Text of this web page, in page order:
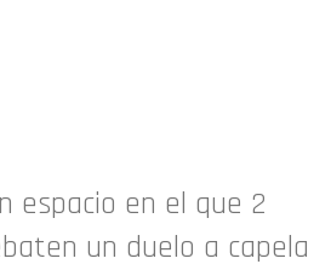
espacio en el que 2
un duelo a capela